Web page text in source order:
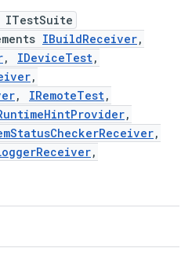
IBuildReceiver,
, IDeviceTest,
,
, IRemoteTest,
,
,
,